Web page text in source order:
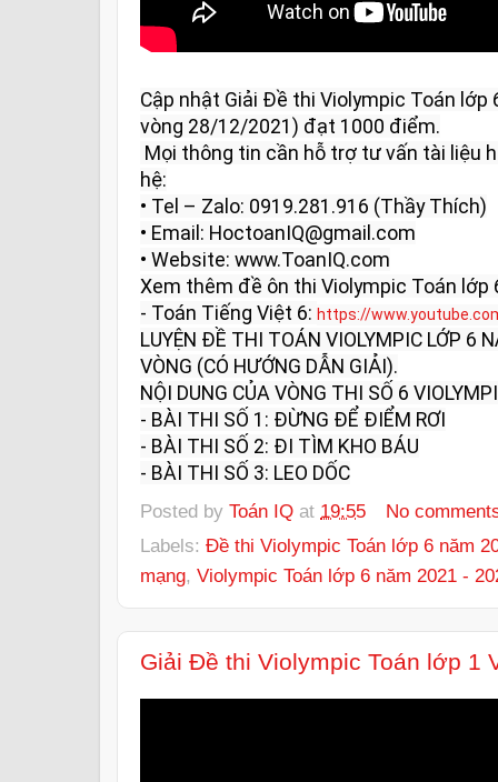
Cập nhật Giải Đề thi Violympic Toán lớp
vòng 28/12/2021) đạt 1000 điểm.
hệ:
• Tel – Zalo: 0919.281.916 (Thầy Thích)
• Email: HoctoanIQ@gmail.com
• Website: www.ToanIQ.com
Xem thêm đề ôn thi Violympic Toán lớp
- Toán Tiếng Việt 6: https://
LUYỆN ĐỀ THI TOÁN VIOLYMPIC LỚP 6
VÒNG (CÓ HƯỚNG DẪN GIẢI).
NỘI DUNG CỦA VÒNG THI SỐ 6
- BÀI THI SỐ 1: ĐỪNG ĐỂ ĐIỂM RƠI
- BÀI THI SỐ 2: ĐI TÌM KHO BÁU
- BÀI THI SỐ 3: LEO DỐC
Posted by Toán IQ at 19:55
No
Labels: Đề thi Violympic Toán lớp 6 năm
mạng, Violympic Toán lớp 6 năm 2021 -
Giải Đề thi Violympic Toán lớp 1